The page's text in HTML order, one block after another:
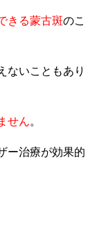
きる蒙古斑のこ
ないこともあり
せん。
ー治療が効果的